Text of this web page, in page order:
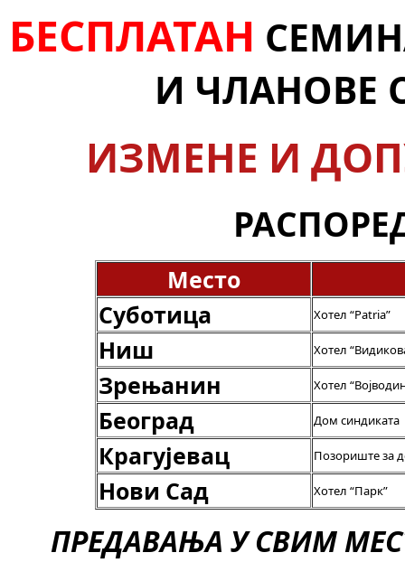
БЕСПЛАТАН
И ЧЛАНОВЕ
ИЗМЕНЕ И
Место
Суботица
Хотел “Patria”
Ниш Хотел
Зрењанин Хотел
Београд Дом синдиката
Крагујевац Позориште за
Нови Сад Хотел “Парк”
ПРЕДАВАЊА У СВИМ